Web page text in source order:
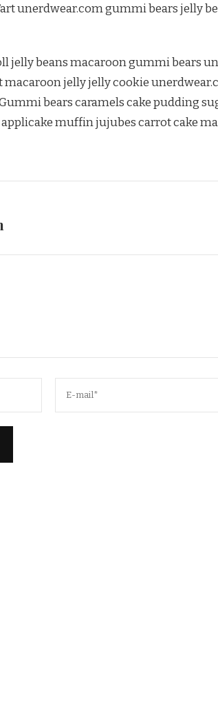
unerdwear.com gummi bears jelly
jelly beans macaroon gummi bears
macaroon jelly jelly cookie
bears caramels cake pudding
applicake muffin jujubes carrot cake